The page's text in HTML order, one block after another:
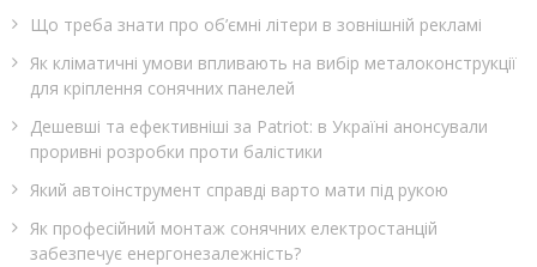
Що треба знати про об’ємні літери в зовнішній рекламі
Як кліматичні умови впливають на вибір металоконструкції
для кріплення сонячних панелей
Дешевші та ефективніші за Patriot: в Україні анонсували
проривні розробки проти балістики
Який автоінструмент справді варто мати під рукою
Як професійний монтаж сонячних електростанцій
забезпечує енергонезалежність?